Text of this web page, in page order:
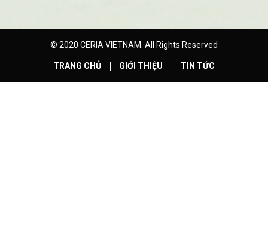
© 2020 CERIA VIETNAM. All Rights Reserved
TRANG CHỦ GIỚI THIỆU TIN TỨC